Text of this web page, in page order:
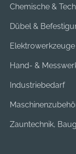
Chemische &
Dübel &
Elektrowerkzeuge
Hand- &
Industriebedarf
Zauntechnik,